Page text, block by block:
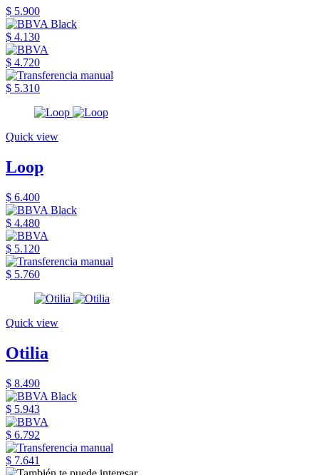
$ 5.900
$ 4.130
$ 4.720
$ 5.310
Quick view
Loop
$ 6.400
$ 4.480
$ 5.120
$ 5.760
Quick view
Otilia
$ 8.490
$ 5.943
$ 6.792
$ 7.641